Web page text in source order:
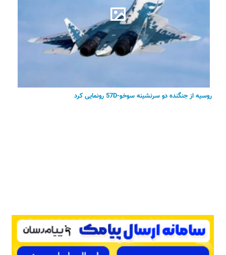
روسیه از جنگنده دو سرنشینه سوخو-57D رونمایی کرد